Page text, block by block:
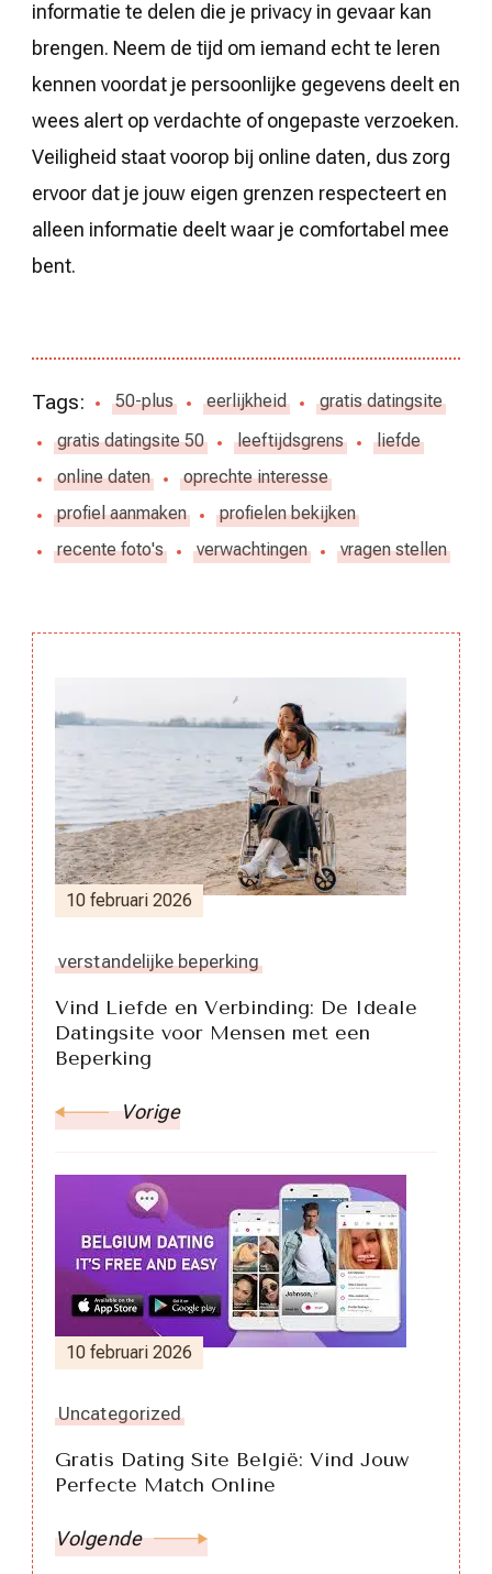
informatie te delen die je privacy in gevaar kan
brengen. Neem de tijd om iemand echt te leren
kennen voordat je persoonlijke gegevens deelt en
wees alert op verdachte of ongepaste verzoeken.
Veiligheid staat voorop bij online daten, dus zorg
ervoor dat je jouw eigen grenzen respecteert en
alleen informatie deelt waar je comfortabel mee
bent.
Tags: 50-plus eerlijkheid
gratis datingsite
gratis datingsite 50
leeftijdsgrens
liefde
online daten
oprechte interesse
profiel aanmaken
profielen bekijken
recente foto's
verwachtingen vragen stellen
Berichtnavigatie
10 februari 2026
verstandelijke beperking
Vind Liefde en Verbinding: De Ideale
Datingsite voor Mensen met een
Beperking
Vorige
10 februari 2026
Uncategorized
Gratis Dating Site België: Vind Jouw
Perfecte Match Online
Volgende